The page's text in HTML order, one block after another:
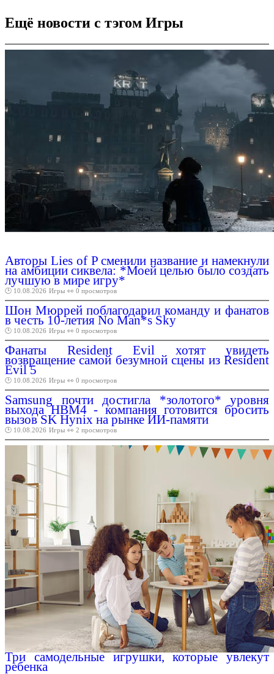
Ещё новости с тэгом Игры
Авторы Lies of P сменили название и намекнули
на амбиции сиквела: *Моей целью было создать
лучшую в мире игру*
🕑 10.08.2026 Игры 👀 0 просмотров
Шон Мюррей поблагодарил команду и фанатов
в честь 10-летия No Man*s Sky
🕑 10.08.2026 Игры 👀 0 просмотров
Фанаты Resident Evil хотят увидеть
возвращение самой безумной сцены из Resident
Evil 5
🕑 10.08.2026 Игры 👀 0 просмотров
Samsung почти достигла *золотого* уровня
выхода HBM4 - компания готовится бросить
вызов SK Hynix на рынке ИИ-памяти
🕑 10.08.2026 Игры 👀 2 просмотров
Три самодельные игрушки, которые увлекут
ребенка